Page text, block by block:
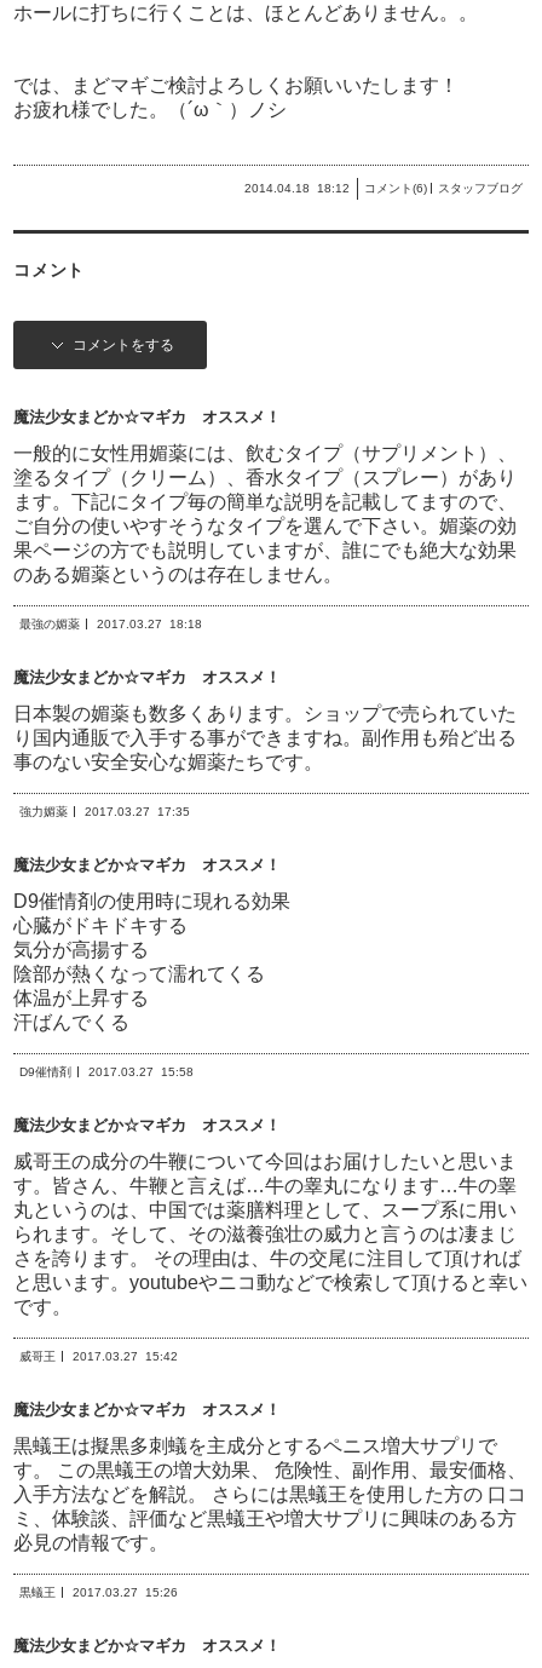
ホールに打ちに行くことは、ほとんどありません。。
では、まどマギご検討よろしくお願いいたします！
お疲れ様でした。（´ω｀）ノシ
2014.04.18 18:12 コメント(6) スタッフブログ
コメント
コメントをする
魔法少女まどか☆マギカ オススメ！
一般的に女性用媚薬には、飲むタイプ（サプリメント）、
塗るタイプ（クリーム）、香水タイプ（スプレー）があり
ます。下記にタイプ毎の簡単な説明を記載してますので、
ご自分の使いやすそうなタイプを選んで下さい。媚薬の効
果ページの方でも説明していますが、誰にでも絶大な効果
のある媚薬というのは存在しません。
最強の媚薬 2017.03.27 18:18
魔法少女まどか☆マギカ オススメ！
日本製の媚薬も数多くあります。ショップで売られていた
り国内通販で入手する事ができますね。副作用も殆ど出る
事のない安全安心な媚薬たちです。
強力媚薬 2017.03.27 17:35
魔法少女まどか☆マギカ オススメ！
D9催情剤の使用時に現れる効果
心臓がドキドキする
気分が高揚する
陰部が熱くなって濡れてくる
体温が上昇する
汗ばんでくる
D9催情剤 2017.03.27 15:58
魔法少女まどか☆マギカ オススメ！
威哥王の成分の牛鞭について今回はお届けしたいと思いま
す。皆さん、牛鞭と言えば…牛の睾丸になります…牛の睾
丸というのは、中国では薬膳料理として、スープ系に用い
られます。そして、その滋養強壮の威力と言うのは凄まじ
さを誇ります。 その理由は、牛の交尾に注目して頂ければ
と思います。youtubeやニコ動などで検索して頂けると幸い
です。
威哥王 2017.03.27 15:42
魔法少女まどか☆マギカ オススメ！
黒蟻王は擬黒多刺蟻を主成分とするペニス増大サプリで
す。 この黒蟻王の増大効果、 危険性、副作用、最安価格、
入手方法などを解説。 さらには黒蟻王を使用した方の 口コ
ミ、体験談、評価など黒蟻王や増大サプリに興味のある方
必見の情報です。
黒蟻王 2017.03.27 15:26
魔法少女まどか☆マギカ オススメ！